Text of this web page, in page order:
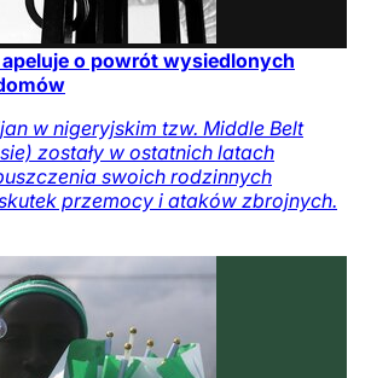
apeluje o powrót wysiedlonych
w nigeryjskim tzw. Middle Belt
zostały w ostatnich latach
swoich rodzinnych
przemocy i ataków zbrojnych.